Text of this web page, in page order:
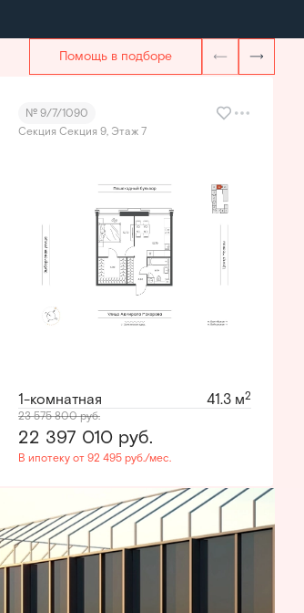
Помощь в подборе
№ 9/7/1090
Секция Секция 9, Этаж 7
1-комнатная 41.3 м2
23 575 800руб.
22 397 010 руб.
В ипотеку от 92 495 руб./мес.